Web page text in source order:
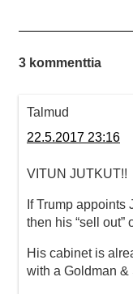
3 kommenttia
Talmud
22.5.2017 23:16
VITUN JUTKUT!!
If Trump appoints
then his “sell out”
His cabinet is
with a Goldman